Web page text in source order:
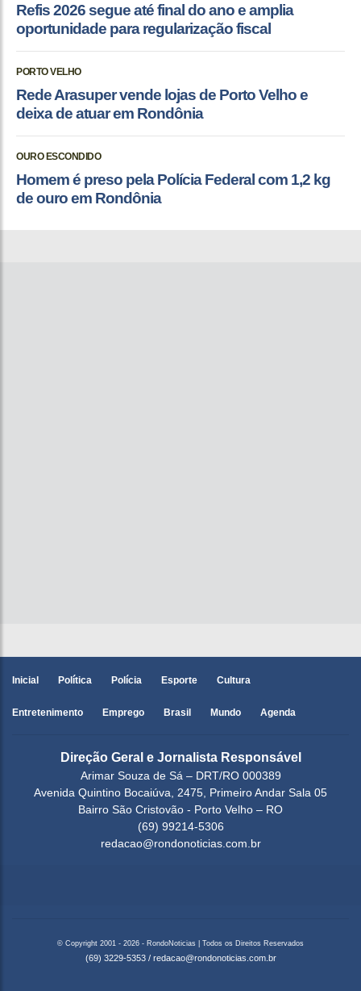
Refis 2026 segue até final do ano e amplia
oportunidade para regularização fiscal
PORTO VELHO
Rede Arasuper vende lojas de Porto Velho e
deixa de atuar em Rondônia
OURO ESCONDIDO
Homem é preso pela Polícia Federal com 1,2 kg
de ouro em Rondônia
Inicial Política Polícia Esporte Cultura
Entretenimento Emprego Brasil Mundo Agenda
Direção Geral e Jornalista Responsável
Arimar Souza de Sá – DRT/RO 000389
Avenida Quintino Bocaiúva, 2475, Primeiro Andar Sala 05
Bairro São Cristovão - Porto Velho – RO
(69) 99214-5306
redacao@rondonoticias.com.br
© Copyright 2001 - 2026 - RondoNoticias | Todos os Direitos Reservados
(69) 3229-5353 / redacao@rondonoticias.com.br